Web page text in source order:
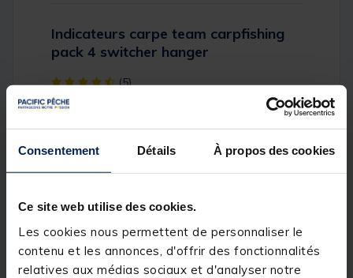
Consentement Détails À propos des cookies
Ce site web utilise des cookies.
Les cookies nous permettent de personnaliser le
contenu et les annonces, d'offrir des fonctionnalités
relatives aux médias sociaux et d'analyser notre
Indicateurs carpe team carpfishing
pack 4 switcher hanger
[object Object] out of 5 Customer Rating
(5)
Réference produit : 143241-1
Quantité: 1
Description
détecter chaque mouvement de votre ligne
facilement.